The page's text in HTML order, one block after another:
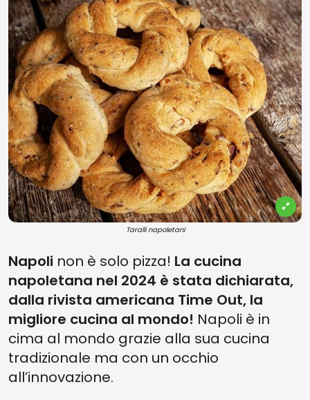
Taralli napoletani
Napoli non è solo pizza! La cucina
napoletana nel 2024 è stata dichiarata,
dalla rivista americana Time Out, la
migliore cucina al mondo! Napoli è in
cima al mondo grazie alla sua cucina
tradizionale ma con un occhio
all’innovazione.